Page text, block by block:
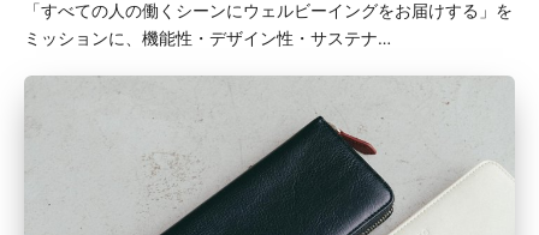
「すべての人の働くシーンにウェルビーイングをお届けする」を
ミッションに、機能性・デザイン性・サステナ…